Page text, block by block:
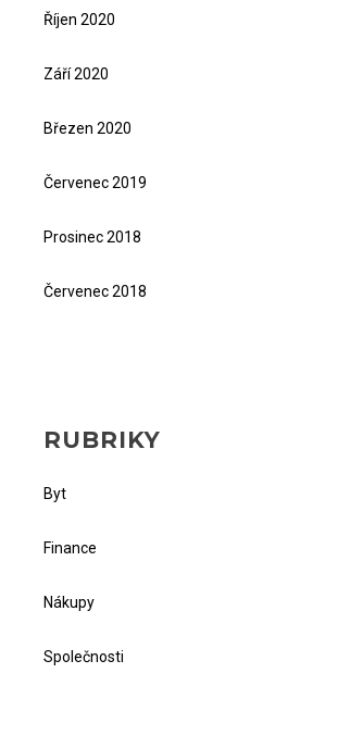
Říjen 2020
Září 2020
Březen 2020
Červenec 2019
Prosinec 2018
Červenec 2018
RUBRIKY
Byt
Finance
Nákupy
Společnosti